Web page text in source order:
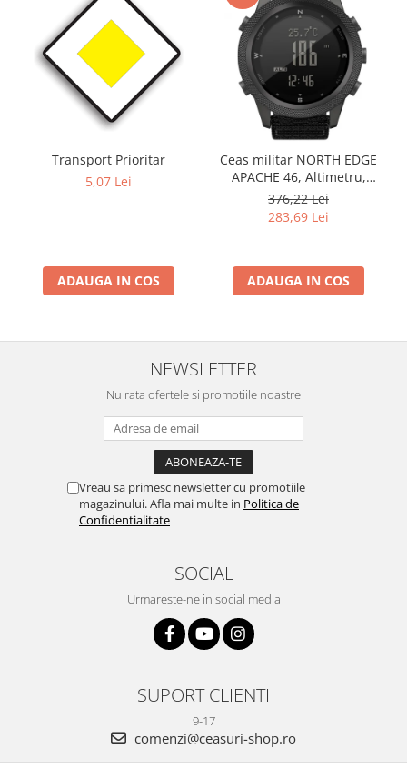
Transport Prioritar
5,07 Lei
ADAUGA IN COS
Ceas militar NORTH EDGE
APACHE 46, Altimetru,
Barometru, Cronometru,
Termometru, Pedometru,
Busola
376,22 Lei
283,69 Lei
ADAUGA IN COS
NEWSLETTER
Nu rata ofertele si promotiile noastre
Vreau sa primesc newsletter cu promotiile
magazinului. Afla mai multe in Politica de
Confidentialitate
SOCIAL
Urmareste-ne in social media
SUPORT CLIENTI
9-17
comenzi@ceasuri-shop.ro